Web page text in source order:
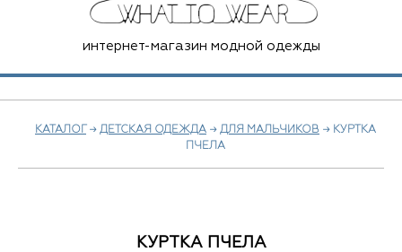
интернет-магазин модной одежды
КАТАЛОГ → ДЕТСКАЯ ОДЕЖДА → ДЛЯ МАЛЬЧИКОВ → КУРТКА
ПЧЕЛА
КУРТКА ПЧЕЛА